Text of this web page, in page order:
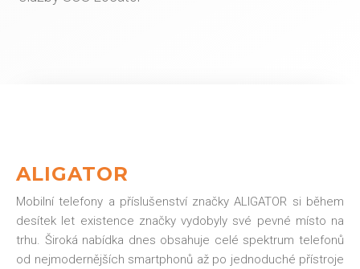
ALIGATOR
Mobilní telefony a příslušenství značky ALIGATOR si během
desítek let existence značky vydobyly své pevné místo na
trhu. Široká nabídka dnes obsahuje celé spektrum telefonů
od nejmodernějších smartphonů až po jednoduché přístroje